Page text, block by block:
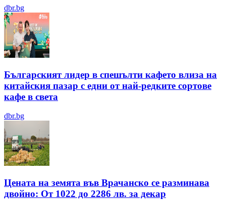
dbr.bg
Българският лидер в спешълти кафето влиза на
китайския пазар с едни от най-редките сортове
кафе в света
dbr.bg
Цената на земята във Врачанско се разминава
двойно: От 1022 до 2286 лв. за декар